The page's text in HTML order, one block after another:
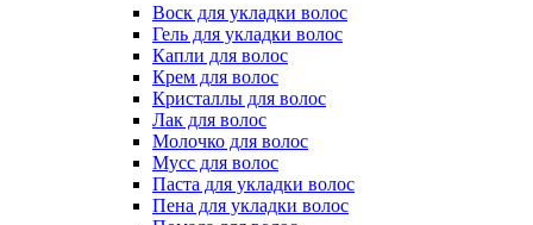
Воск для укладки волос
Гель для укладки волос
Капли для волос
Крем для волос
Кристаллы для волос
Лак для волос
Молочко для волос
Мусс для волос
Паста для укладки волос
Пена для укладки волос